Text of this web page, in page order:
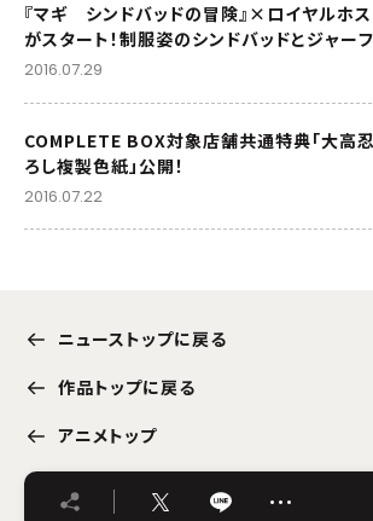
『マギ シンドバッドの冒険』×ロイヤルホ
がスタート！制服姿のシンドバッドとジャー
2016.07.29
COMPLETE BOX対象店舗共通特典「大高
ろし複製色紙」公開！
2016.07.22
ニューストップに戻る
作品トップに戻る
アニメトップ
…